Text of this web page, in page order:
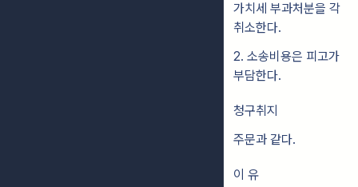
가치세 부과처분을 각
취소한다.
2. 소송비용은 피고가
부담한다.
청구취지
주문과 같다.
이 유